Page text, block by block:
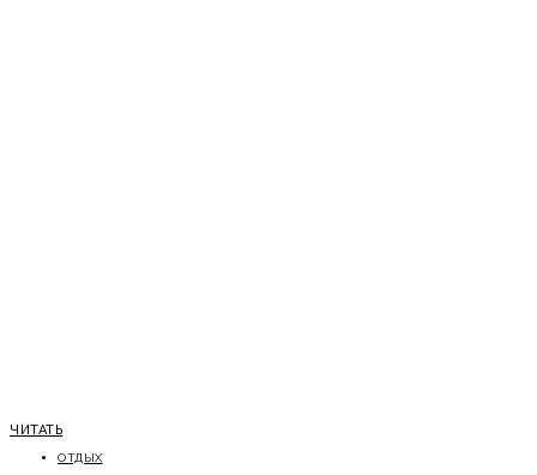
ЧИТАТЬ
ОТДЫХ